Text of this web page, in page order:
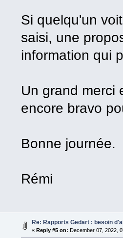
Si quelqu'un
saisi, une
information qui
Un grand merci
encore bravo
Bonne journée.
Rémi
Re: Rapports Gedart : besoin
« Reply #5 on: December 07, 2022,